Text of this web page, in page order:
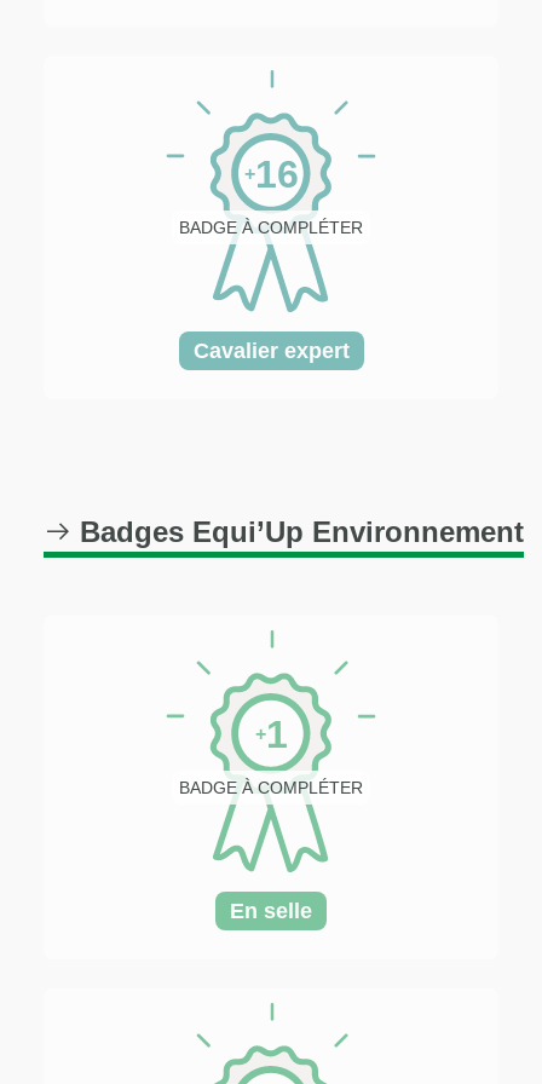
BADGE À COMPLÉTER
+16
Cavalier expert
Badges Equi’Up Environnement
BADGE À COMPLÉTER
+1
En selle